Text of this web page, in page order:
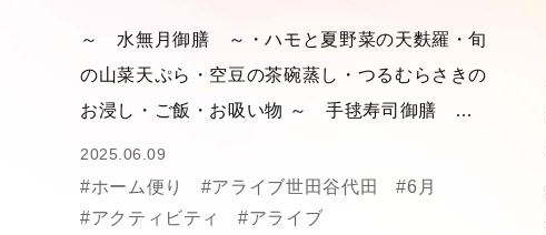
～ 水無月御膳 ～・ハモと夏野菜の天麩羅・旬
の山菜天ぷら・空豆の茶碗蒸し・つるむらさきの
お浸し・ご飯・お吸い物 ～ 手毬寿司御膳 …
2025.06.09
#ホーム便り #アライブ世田谷代田
#6月
#アクティビティ
#アライブ